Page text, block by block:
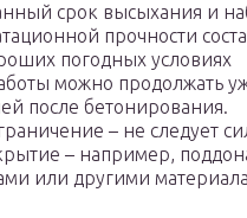
срок высыхания и
прочности
погодных условиях
можно продолжать
после бетонирования.
– не следует
– например,
или другими